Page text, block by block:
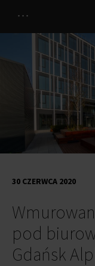
pod
Gdańsk
30 CZERWCA 2020